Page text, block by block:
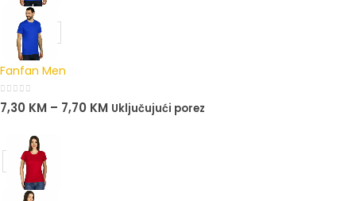
Fanfan Men
0out of 5
7,30 KM – 7,70 KM Uključujući porez